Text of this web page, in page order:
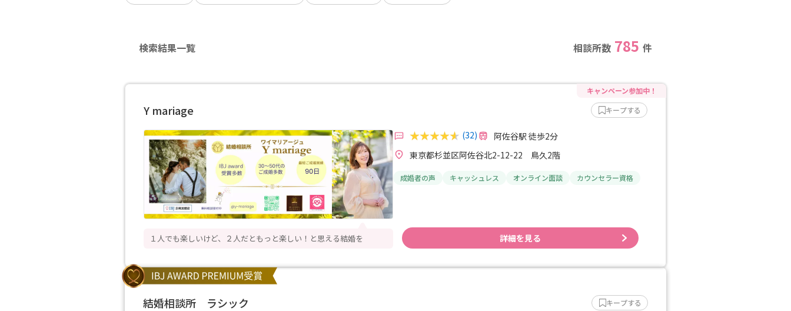
検索結果一覧 相談所数 785 件
Y mariage キープする
１人でも楽しいけど、２人だともっと楽しい！と思える結婚を
(32)
阿佐谷駅 徒歩2分
東京都杉並区阿佐谷北2-12-22 鳥久2階
成婚者の声 キャッシュレス オンライン面談 カウンセラー資格
詳細を見る
結婚相談所 ラシック キープする